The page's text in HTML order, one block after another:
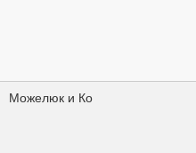
Можелюк и Ко